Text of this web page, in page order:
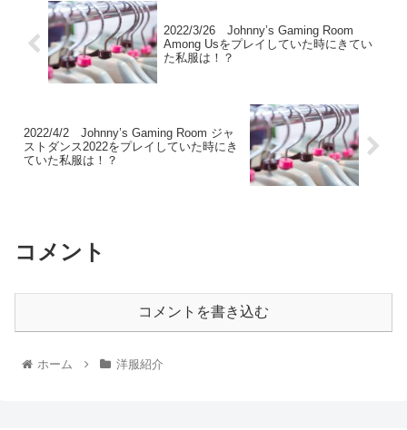
2022/3/26 Johnny’s Gaming Room
Among Usをプレイしていた時にきてい
た私服は！？
2022/4/2 Johnny’s Gaming Room ジャ
ストダンス2022をプレイしていた時にき
ていた私服は！？
コメント
コメントを書き込む
ホーム 洋服紹介